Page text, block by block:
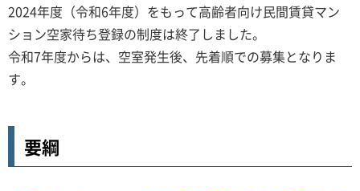
2024年度（令和6年度）をもって高齢者向け民間賃貸マン
ション空家待ち登録の制度は終了しました。
令和7年度からは、空室発生後、先着順での募集となりま
す。
要綱